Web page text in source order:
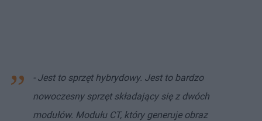
- Jest to sprzęt hybrydowy. Jest to bardzo
nowoczesny sprzęt składający się z dwóch
modułów. Modułu CT, który generuje obraz